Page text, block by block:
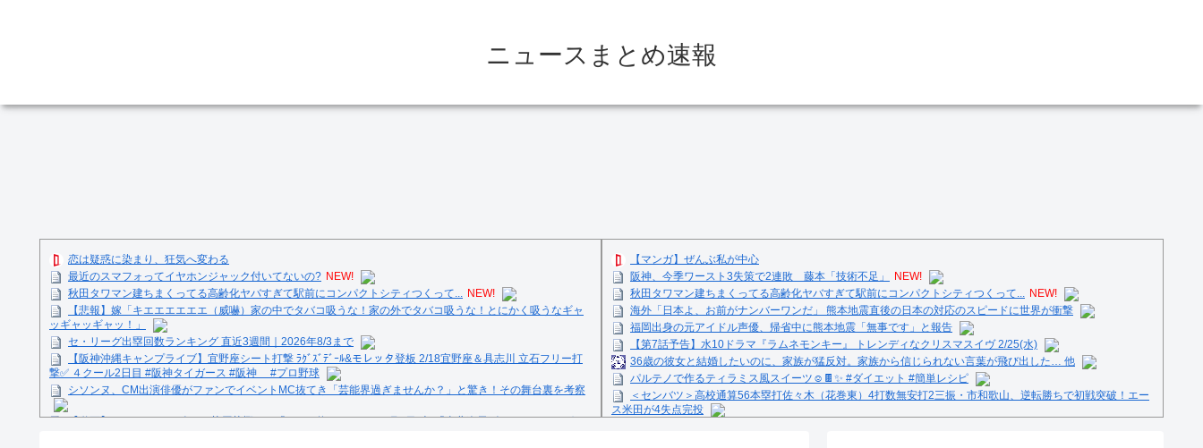
ニュースまとめ速報
恋は疑惑に染まり、狂気へ変わる
最近のスマフォってイヤホンジャック付いてないの? NEW!
秋田タワマン建ちまくってる高齢化ヤバすぎて駅前にコンパクトシティつくって... NEW!
【悲報】嫁「キエエエエエエ（威嚇）家の中でタバコ吸うな！家の外でタバコ吸うな！とにかく吸うなギャ
ッギャッギャッ！」
セ・リーグ出塁回数ランキング 直近3週間｜2026年8/3まで
【阪神沖縄キャンプライブ】宜野座シート打撃 ﾗｸﾞｽﾞﾃﾞｰﾙ&モレッタ登板 2/18宜野座＆具志川 立石フリー打
撃✅ ４クール2日目 #阪神タイガース #阪神 #プロ野球
シソンヌ、CM出演俳優がファンでイベントMC抜てき「芸能界過ぎませんか？」と驚き！その舞台裏を考察
【動画】セレモニアルピッチ 菅原茉椰さん「とても悔しいです」7月1日(火)「東北楽天ゴールデンイーグル
【マンガ】ぜんぶ私が中心
阪神、今季ワースト3失策で2連敗 藤本「技術不足」
NEW!
秋田タワマン建ちまくってる高齢化ヤバすぎて駅前にコンパクトシティつくって... NEW!
海外「日本よ、お前がナンバーワンだ」 熊本地震直後の日本の対応のスピードに世界が衝撃
福岡出身の元アイドル声優、帰省中に熊本地震「無事です」と報告
【第7話予告】水10ドラマ『ラムネモンキー』 トレンディなクリスマスイヴ 2/25(水)
36歳の彼女と結婚したいのに、家族が猛反対。家族から信じられない言葉が飛び出した… 他
パルテノで作るティラミス風スイーツ☺️🍫✨ #ダイエット #簡単レシピ
＜センバツ＞高校通算56本塁打佐々木（花巻東）4打数無安打2三振・市和歌山、逆転勝ちで初戦突破！エー
ス米田が4失点完投